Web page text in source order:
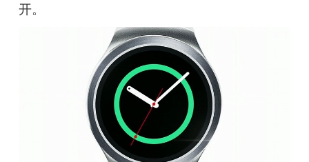
开。